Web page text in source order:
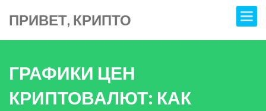
ПРИВЕТ, КРИПТО
ГРАФИКИ ЦЕН
КРИПТОВАЛЮТ: КАК